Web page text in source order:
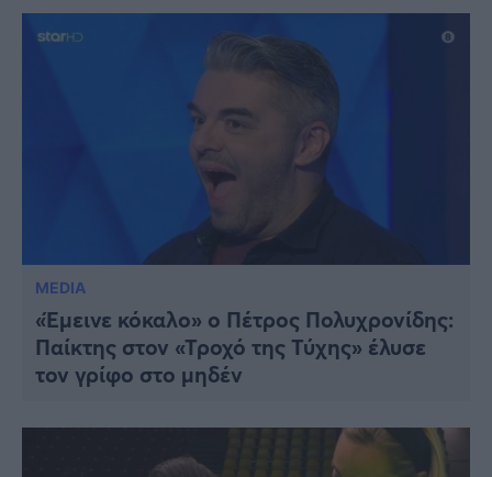
MEDIA
«Έμεινε κόκαλο» ο Πέτρος Πολυχρονίδης:
Παίκτης στον «Τροχό της Τύχης» έλυσε
τον γρίφο στο μηδέν